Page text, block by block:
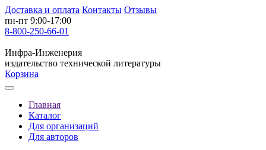
Доставка и оплата Контакты Отзывы
пн-пт 9:00-17:00
8-800-250-66-01
Инфра-Инженерия
издательство технической литературы
Корзина
Главная
Каталог
Для организаций
Для авторов